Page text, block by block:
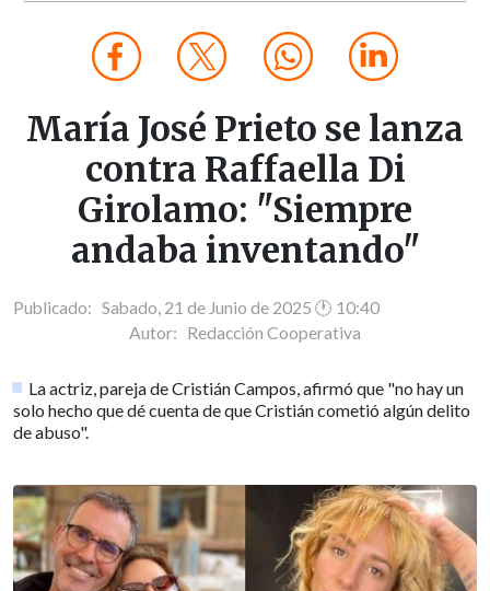
María José Prieto se lanza
contra Raffaella Di
Girolamo: "Siempre
andaba inventando"
Publicado: Sabado, 21 de Junio de 2025 🕐 10:40
Autor: Redacción Cooperativa
La actriz, pareja de Cristián Campos, afirmó que "no hay un
solo hecho que dé cuenta de que Cristián cometió algún delito
de abuso".